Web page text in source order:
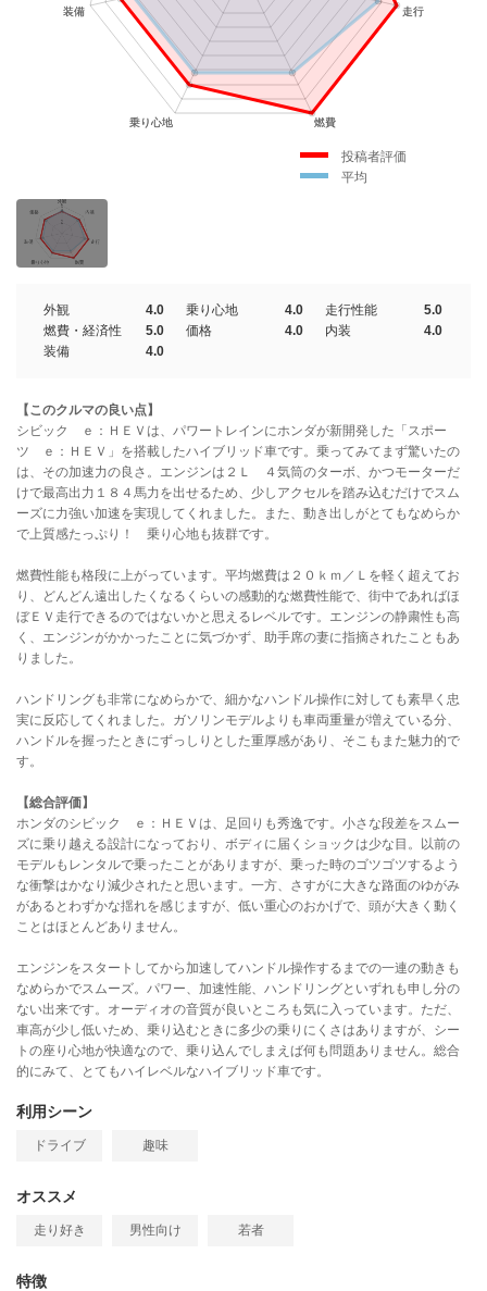
投稿者評価
平均
外観 4.0 乗り心地 4.0 走行性能
5.0
燃費・経済性
5.0 価格 4.0 内装
4.0
装備
4.0
【このクルマの良い点】
シビック ｅ：ＨＥＶは、パワートレインにホンダが新開発した「スポー
ツ ｅ：ＨＥＶ」を搭載したハイブリッド車です。乗ってみてまず驚いたの
は、その加速力の良さ。エンジンは２Ｌ ４気筒のターボ、かつモーターだ
けで最高出力１８４馬力を出せるため、少しアクセルを踏み込むだけでスム
ーズに力強い加速を実現してくれました。また、動き出しがとてもなめらか
で上質感たっぷり！ 乗り心地も抜群です。
燃費性能も格段に上がっています。平均燃費は２０ｋｍ／Ｌを軽く超えてお
り、どんどん遠出したくなるくらいの感動的な燃費性能で、街中であればほ
ぼＥＶ走行できるのではないかと思えるレベルです。エンジンの静粛性も高
く、エンジンがかかったことに気づかず、助手席の妻に指摘されたこともあ
りました。
ハンドリングも非常になめらかで、細かなハンドル操作に対しても素早く忠
実に反応してくれました。ガソリンモデルよりも車両重量が増えている分、
ハンドルを握ったときにずっしりとした重厚感があり、そこもまた魅力的で
す。
【総合評価】
ホンダのシビック ｅ：ＨＥＶは、足回りも秀逸です。小さな段差をスムー
ズに乗り越える設計になっており、ボディに届くショックは少な目。以前の
モデルもレンタルで乗ったことがありますが、乗った時のゴツゴツするよう
な衝撃はかなり減少されたと思います。一方、さすがに大きな路面のゆがみ
があるとわずかな揺れを感じますが、低い重心のおかげで、頭が大きく動く
ことはほとんどありません。
エンジンをスタートしてから加速してハンドル操作するまでの一連の動きも
なめらかでスムーズ。パワー、加速性能、ハンドリングといずれも申し分の
ない出来です。オーディオの音質が良いところも気に入っています。ただ、
車高が少し低いため、乗り込むときに多少の乗りにくさはありますが、シー
トの座り心地が快適なので、乗り込んでしまえば何も問題ありません。総合
的にみて、とてもハイレベルなハイブリッド車です。
利用シーン
ドライブ 趣味
オススメ
走り好き 男性向け 若者
特徴